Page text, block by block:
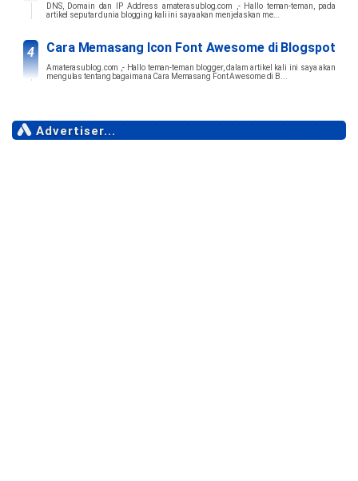
DNS, Domain dan IP Address amaterasublog.com ,- Hallo teman-teman, pada
artikel seputar dunia blogging kali ini saya akan menjelaskan me...
Cara Memasang Icon Font Awesome di Blogspot
Amaterasublog.com ,- Hallo teman-teman blogger, dalam artikel kali ini saya akan
mengulas tentang bagaimana Cara Memasang Font Awesome di B...
Advertiser...